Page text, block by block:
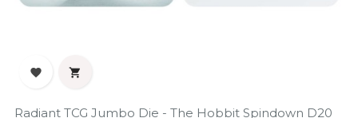
 
Radiant TCG Jumbo Die - The Hobbit Spindown D20